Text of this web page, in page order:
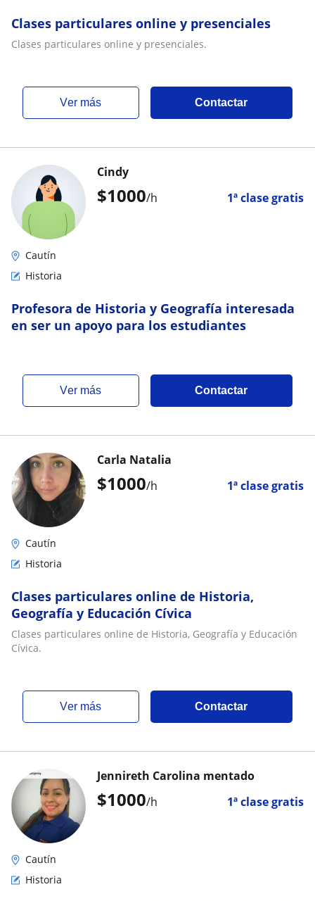
Clases particulares online y presenciales
Clases particulares online y presenciales.
ver más Contactar
$1000/h 1ª clase gratis
Cindy
Cautín
Historia
Profesora de Historia y Geografía interesada
en ser un apoyo para los estudiantes
ver más Contactar
$1000/h 1ª clase gratis
Carla Natalia
Cautín
Historia
Clases particulares online de Historia,
Geografía y Educación Cívica
Clases particulares online de Historia, Geografía y Educación
Cívica.
ver más Contactar
$1000/h 1ª clase gratis
Jennireth Carolina mentado
Cautín
Historia